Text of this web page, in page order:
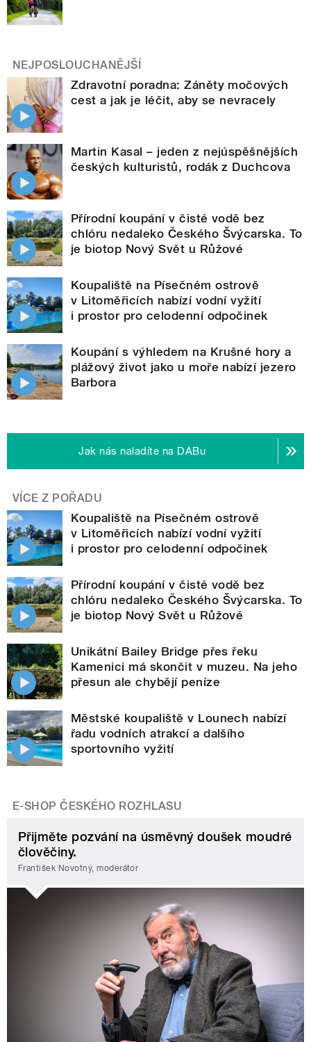
NEJPOSLOUCHANĚJŠÍ
Zdravotní poradna: Záněty močových
cest a jak je léčit, aby se nevracely
Martin Kasal – jeden z nejúspěšnějších
českých kulturistů, rodák z Duchcova
Přírodní koupání v čisté vodě bez
chlóru nedaleko Českého Švýcarska. To
je biotop Nový Svět u Růžové
Koupaliště na Písečném ostrově
v Litoměřicích nabízí vodní vyžití
i prostor pro celodenní odpočinek
Koupání s výhledem na Krušné hory a
plážový život jako u moře nabízí jezero
Barbora
Jak nás naladíte na DABu
VÍCE Z POŘADU
Koupaliště na Písečném ostrově
v Litoměřicích nabízí vodní vyžití
i prostor pro celodenní odpočinek
Přírodní koupání v čisté vodě bez
chlóru nedaleko Českého Švýcarska. To
je biotop Nový Svět u Růžové
Unikátní Bailey Bridge přes řeku
Kamenici má skončit v muzeu. Na jeho
přesun ale chybějí peníze
Městské koupaliště v Lounech nabízí
řadu vodních atrakcí a dalšího
sportovního vyžití
E-SHOP ČESKÉHO ROZHLASU
Přijměte pozvání na úsměvný doušek moudré
člověčiny.
František Novotný, moderátor